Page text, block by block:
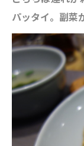
パッタイ。副菜